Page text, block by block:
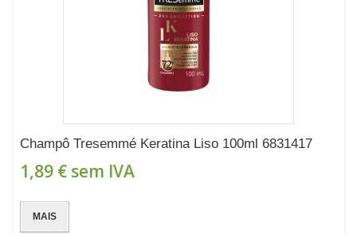
Champô Tresemmé Keratina Liso 100ml 6831417
1,89 € sem IVA
MAIS